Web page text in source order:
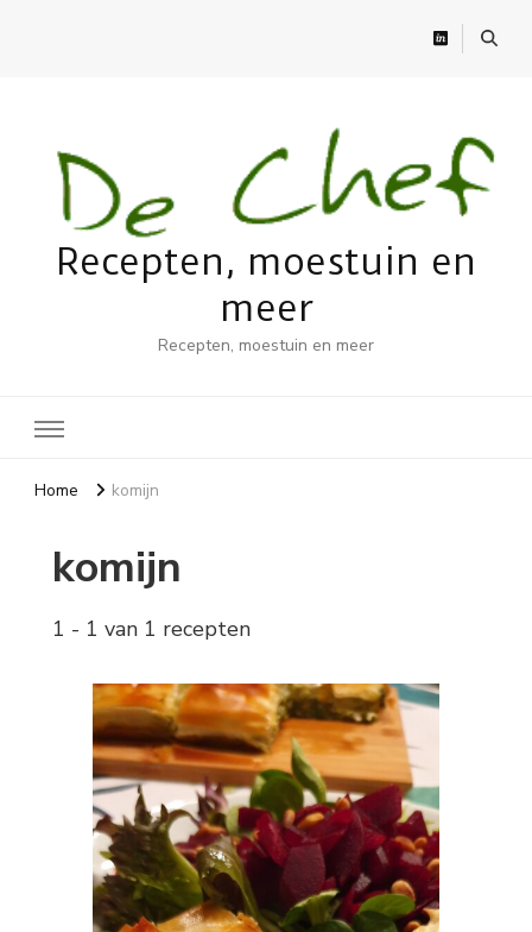
Recepten, moestuin en
meer
Recepten, moestuin en meer
Home komijn
komijn
1 - 1 van 1 recepten